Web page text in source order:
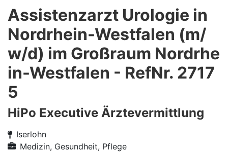
Assistenzarzt Urologie in
Nordrhein-Westfalen (m/
w/d) im Großraum Nordrhe
in-Westfalen - RefNr. 2717
5
HiPo Executive Ärztevermittlung
Iserlohn
Medizin, Gesundheit, Pflege